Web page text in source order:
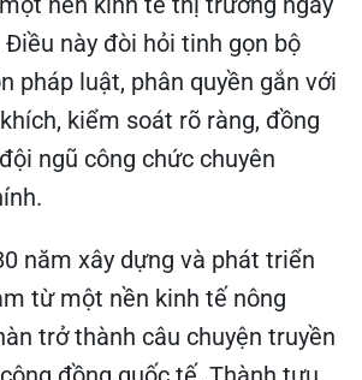
này đòi hỏi tinh gọn bộ
pháp luật, phân quyền gắn với
kiểm soát rõ ràng, đồng
ngũ công chức chuyên
năm xây dựng và phát triển
từ một nền kinh tế nông
trở thành câu chuyện truyền